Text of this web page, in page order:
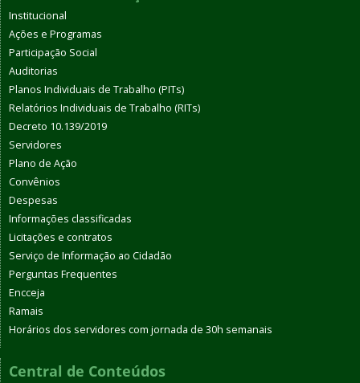
Institucional
Ações e Programas
Participação Social
Auditorias
Planos Individuais de Trabalho (PITs)
Relatórios Individuais de Trabalho (RITs)
Decreto 10.139/2019
Servidores
Plano de Ação
Convênios
Despesas
Informações classificadas
Licitações e contratos
Serviço de Informação ao Cidadão
Perguntas Frequentes
Encceja
Ramais
Horários dos servidores com jornada de 30h semanais
Central de Conteúdos